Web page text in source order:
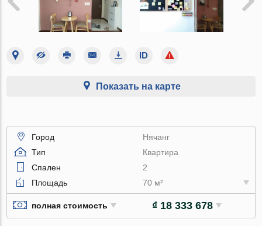
Показать на карте
Город
Нячанг
Тип
Квартира
Спален
2
Площадь
70 м²
полная стоимость ₫ 18 333 678